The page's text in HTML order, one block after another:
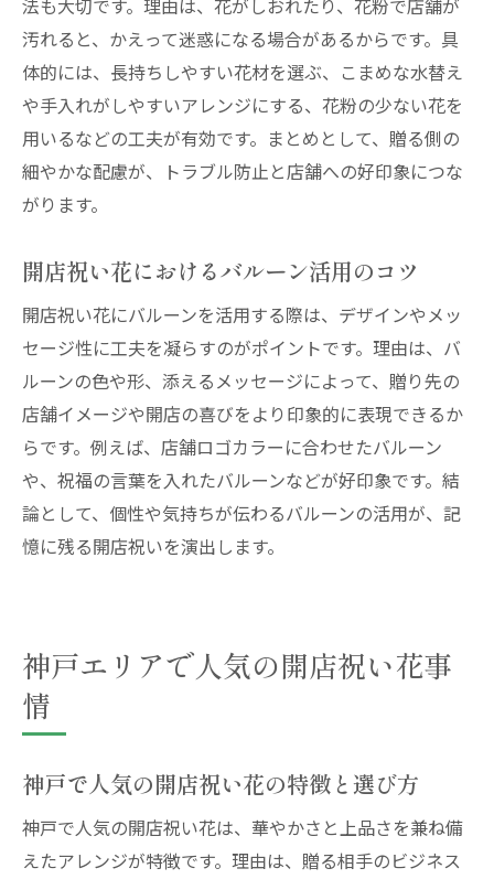
法も大切です。理由は、花がしおれたり、花粉で店舗が
汚れると、かえって迷惑になる場合があるからです。具
体的には、長持ちしやすい花材を選ぶ、こまめな水替え
や手入れがしやすいアレンジにする、花粉の少ない花を
用いるなどの工夫が有効です。まとめとして、贈る側の
細やかな配慮が、トラブル防止と店舗への好印象につな
がります。
開店祝い花におけるバルーン活用のコツ
開店祝い花にバルーンを活用する際は、デザインやメッ
セージ性に工夫を凝らすのがポイントです。理由は、バ
ルーンの色や形、添えるメッセージによって、贈り先の
店舗イメージや開店の喜びをより印象的に表現できるか
らです。例えば、店舗ロゴカラーに合わせたバルーン
や、祝福の言葉を入れたバルーンなどが好印象です。結
論として、個性や気持ちが伝わるバルーンの活用が、記
憶に残る開店祝いを演出します。
神戸エリアで人気の開店祝い花事
情
神戸で人気の開店祝い花の特徴と選び方
神戸で人気の開店祝い花は、華やかさと上品さを兼ね備
えたアレンジが特徴です。理由は、贈る相手のビジネス